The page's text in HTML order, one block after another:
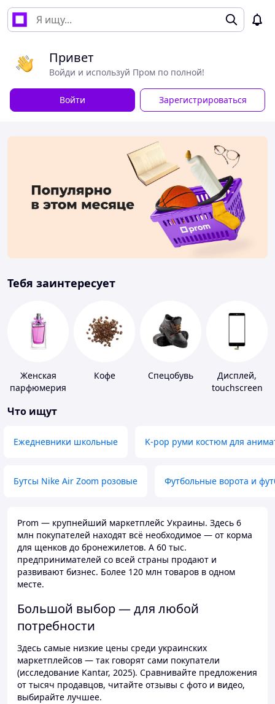
Привет
Войди и используй Пром по полной!
Войти Зарегистрироваться
Тебя заинтересует
Женская
парфюмерия
Кофе Спецобувь
Дисплей,
touchscreen
Что ищут
Ежедневники школьные K-pop руми костюм для
Бутсы Nike Air Zoom розовые Футбольные ворота и
Prom — крупнейший маркетплейс Украины. Здесь 6
млн покупателей находят всё необходимое — от корма
для щенков до бронежилетов. А 60 тыс.
предпринимателей со всей страны продают и
развивают бизнес. Более 120 млн товаров в одном
месте.
Большой выбор — для любой
потребности
Здесь самые низкие цены среди украинских
маркетплейсов — так говорят сами покупатели
(исследование Kantar, 2025). Сравнивайте предложения
от тысяч продавцов, читайте отзывы с фото и видео,
выбирайте лучшее.